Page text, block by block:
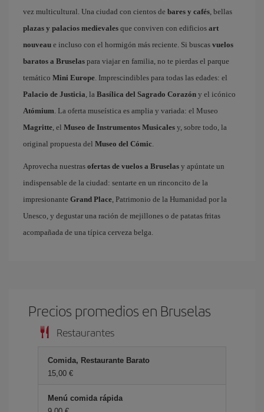
vez multicultural. Una ciudad con cientos de bares y cafés, bellas
plazas y palacios medievales que conviven con edificios art
nouveau e incluso con el hormigón más reciente. Si buscas vuelos
baratos a Bruselas para viajar en familia, no te pierdas el parque
temático Mini Europe. Imprescindibles para todas las edades: el
Palacio de Justicia, la Basílica del Sagrado Corazón y el icónico
Atómium. La oferta museística es amplia y variada: el Museo
Magritte, el Museo de Instrumentos Musicales y, sobre todo, la
original propuesta del Museo del Cómic.
Aprovecha nuestras ofertas de vuelos a Bruselas y apúntate un
indispensable de la ciudad: sentarte en un rinconcito de la
impresionante Grand Place, Patrimonio de la Humanidad por la
Unesco, y degustar una ración de mejillones o de patatas fritas
acompañada de una típica cerveza belga.
Precios promedios en Bruselas
Restaurantes
Comida, Restaurante Barato
15,00 €
Menú comida rápida